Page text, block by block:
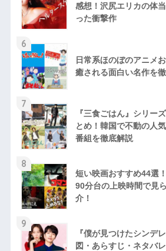
感想！沢尻エリカの体
った衝撃作
6
日常系ほのぼのアニメ
癒される面白い名作を
7
『三食ごはん』シリー
とめ！韓国で不動の人
番組を徹底解説
8
短い映画おすすめ44選
90分台の上映時間で見
介！
9
『僕が見つけたシンデ
図・あらすじ・ネタバ